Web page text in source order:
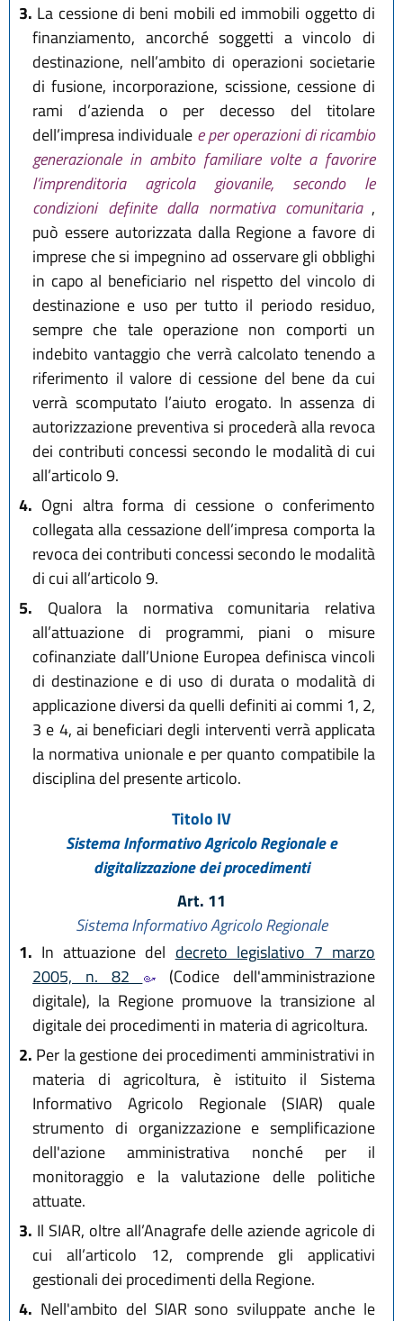
3. La cessione di beni mobili ed immobili oggetto di
finanziamento, ancorché soggetti a vincolo di
destinazione, nell’ambito di operazioni societarie
di fusione, incorporazione, scissione, cessione di
rami d’azienda o per decesso del titolare
dell’impresa individuale e per operazioni di ricambio
generazionale in ambito familiare volte a favorire
l’imprenditoria agricola giovanile, secondo le
condizioni definite dalla normativa comunitaria ,
può essere autorizzata dalla Regione a favore di
imprese che si impegnino ad osservare gli obblighi
in capo al beneficiario nel rispetto del vincolo di
destinazione e uso per tutto il periodo residuo,
sempre che tale operazione non comporti un
indebito vantaggio che verrà calcolato tenendo a
riferimento il valore di cessione del bene da cui
verrà scomputato l’aiuto erogato. In assenza di
autorizzazione preventiva si procederà alla revoca
dei contributi concessi secondo le modalità di cui
all’articolo 9.
4. Ogni altra forma di cessione o conferimento
collegata alla cessazione dell’impresa comporta la
revoca dei contributi concessi secondo le modalità
di cui all’articolo 9.
5. Qualora la normativa comunitaria relativa
all’attuazione di programmi, piani o misure
cofinanziate dall’Unione Europea definisca vincoli
di destinazione e di uso di durata o modalità di
applicazione diversi da quelli definiti ai commi 1, 2,
3 e 4, ai beneficiari degli interventi verrà applicata
la normativa unionale e per quanto compatibile la
disciplina del presente articolo.
Titolo IV
Sistema Informativo Agricolo Regionale e
digitalizzazione dei procedimenti
Art. 11
Sistema Informativo Agricolo Regionale
1. In attuazione del decreto legislativo 7 marzo
2005, n. 82
(Codice dell'amministrazione
digitale), la Regione promuove la transizione al
digitale dei procedimenti in materia di agricoltura.
2. Per la gestione dei procedimenti amministrativi in
materia di agricoltura, è istituito il Sistema
Informativo Agricolo Regionale (SIAR) quale
strumento di organizzazione e semplificazione
dell'azione amministrativa nonché per il
monitoraggio e la valutazione delle politiche
attuate.
3. Il SIAR, oltre all’Anagrafe delle aziende agricole di
cui all’articolo 12, comprende gli applicativi
gestionali dei procedimenti della Regione.
4. Nell'ambito del SIAR sono sviluppate anche le